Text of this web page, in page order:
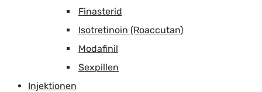
Finasterid
Isotretinoin (Roaccutan)
Modafinil
Sexpillen
Injektionen